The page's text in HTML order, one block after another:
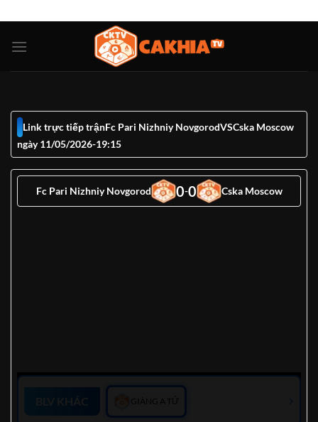
qua
nội
Link trực tiếp trậnFc Pari Nizhniy NovgorodVSCska Moscow
ngày 11/05/2026-19:15
Fc Pari Nizhniy Novgorod 0-0 Cska Moscow
BLV KHÁC GIÀNG A TỨ